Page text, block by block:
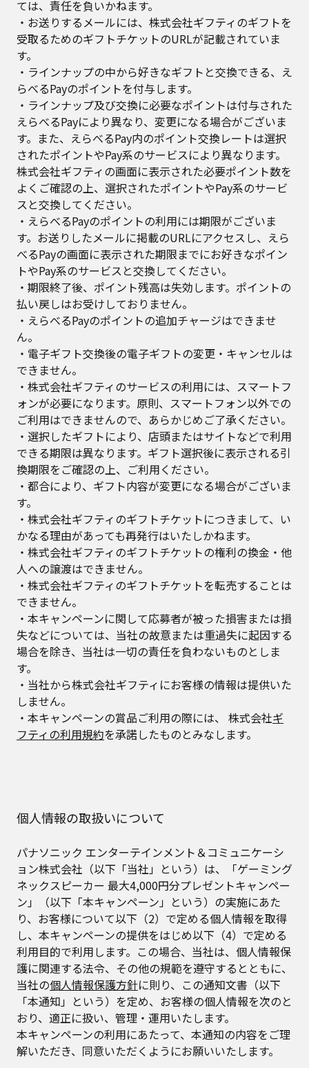
ては、責任を負いかねます。
・お送りするメールには、株式会社ギフティのギフトを
受取るためのギフトチケットのURLが記載されていま
す。
・ラインナップの中から好きなギフトと交換できる、え
らべるPayのポイントを付与します。
・ラインナップ及び交換に必要なポイントは付与された
えらべるPayにより異なり、変更になる場合がございま
す。また、えらべるPay内のポイント交換レートは選択
されたポイントやPay系のサービスにより異なります。
株式会社ギフティの画面に表示された必要ポイント数を
よくご確認の上、選択されたポイントやPay系のサービ
スと交換してください。
・えらべるPayのポイントの利用には期限がございま
す。お送りしたメールに掲載のURLにアクセスし、えら
べるPayの画面に表示された期限までにお好きなポイン
トやPay系のサービスと交換してください。
・期限終了後、ポイント残高は失効します。ポイントの
払い戻しはお受けしておりません。
・えらべるPayのポイントの追加チャージはできませ
ん。
・電子ギフト交換後の電子ギフトの変更・キャンセルは
できません。
・株式会社ギフティのサービスの利用には、スマートフ
ォンが必要になります。原則、スマートフォン以外での
ご利用はできませんので、あらかじめご了承ください。
・選択したギフトにより、店頭またはサイトなどで利用
できる期限は異なります。ギフト選択後に表示される引
換期限をご確認の上、ご利用ください。
・都合により、ギフト内容が変更になる場合がございま
す。
・株式会社ギフティのギフトチケットにつきまして、い
かなる理由があっても再発行はいたしかねます。
・株式会社ギフティのギフトチケットの権利の換金・他
人への譲渡はできません。
・株式会社ギフティのギフトチケットを転売することは
できません。
・本キャンペーンに関して応募者が被った損害または損
失などについては、当社の故意または重過失に起因する
場合を除き、当社は一切の責任を負わないものとしま
す。
・当社から株式会社ギフティにお客様の情報は提供いた
しません。
・本キャンペーンの賞品ご利用の際には、 株式会社ギ
フティの利用規約を承諾したものとみなします。
個人情報の取扱いについて
パナソニック エンターテインメント＆コミュニケーシ
ョン株式会社（以下「当社」という）は、「ゲーミング
ネックスピーカー 最大4,000円分プレゼントキャンペー
ン」（以下「本キャンペーン」という）の実施にあた
り、お客様について以下（2）で定める個人情報を取得
し、本キャンペーンの提供をはじめ以下（4）で定める
利用目的で利用します。この場合、当社は、個人情報保
護に関連する法令、その他の規範を遵守するとともに、
当社の個人情報保護方針に則り、この通知文書（以下
「本通知」という）を定め、お客様の個人情報を次のと
おり、適正に扱い、管理・運用いたします。
本キャンペーンの利用にあたって、本通知の内容をご理
解いただき、同意いただくようにお願いいたします。